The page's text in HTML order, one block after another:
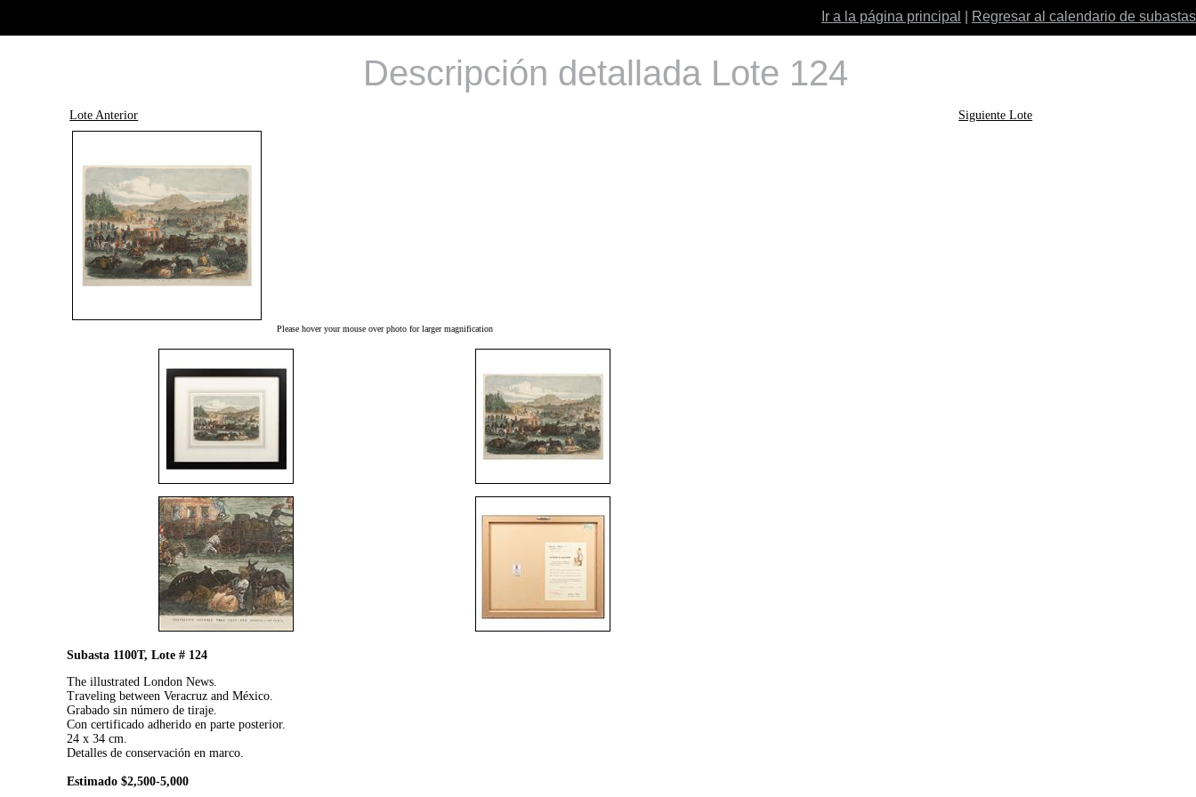
Ir a la página principal Regresar al calendario de subastas
Descripción detallada Lote 124
Lote Anterior Siguiente Lote
Please hover your mouse over photo for larger magnification
Subasta 1100T, Lote # 124
The illustrated London News.
Traveling between Veracruz and México.
Grabado sin número de tiraje.
Con certificado adherido en parte posterior.
24 x 34 cm.
Detalles de conservación en marco.
Estimado $2,500-5,000